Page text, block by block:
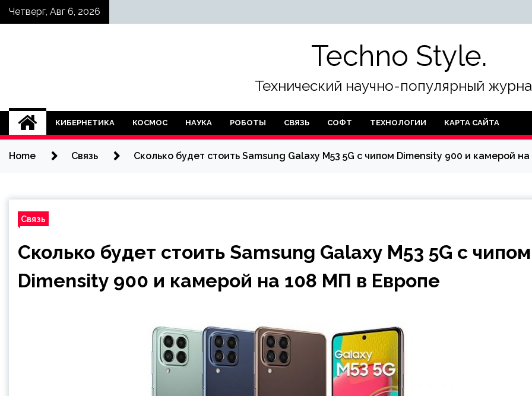
SkipЧетверг, Авг 6, 2026
Techno Style.
Технический научно-популярный
КИБЕРНЕТИКА КОСМОС НАУКА РОБОТЫ СВЯЗЬ СОФТ ТЕХНОЛОГИИ КАРТА САЙТА
Home Связь Сколько будет стоить Samsung Galaxy M53 5G с чипом Dimensity 900 и камерой
Связь
Сколько будет стоить Samsung Galaxy M53 5G с чипом
Dimensity 900 и камерой на 108 МП в Европе